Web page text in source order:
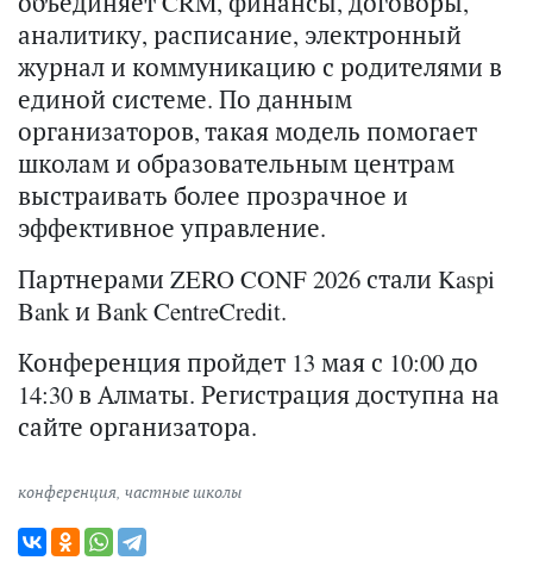
аналитику, расписание, электронный
журнал и коммуникацию с родителями в
единой системе. По данным
организаторов, такая модель помогает
школам и образовательным центрам
выстраивать более прозрачное и
эффективное управление.
Партнерами ZERO CONF 2026 стали Kaspi
Bank и Bank CentreCredit.
Конференция пройдет 13 мая с 10:00 до
14:30 в Алматы. Регистрация доступна на
сайте организатора.
конференция, частные школы